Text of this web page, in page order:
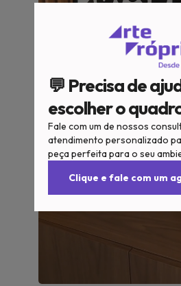
💬 Precisa de
escolher o
Fale com um de nossos
atendimento personalizado
peça perfeita para o seu
Clique e fale com um